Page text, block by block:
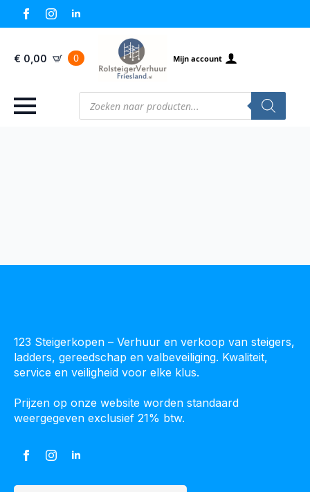
€ 0,00 0 Mijn account
Producten
zoeken
123 Steigerkopen – Verhuur en verkoop van steigers,
ladders, gereedschap en valbeveiliging. Kwaliteit,
service en veiligheid voor elke klus.
Prijzen op onze website worden standaard
weergegeven exclusief 21% btw.